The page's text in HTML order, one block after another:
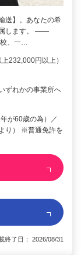
送】。あなたの希
属します。 ――
、一…
232,000円以上）
ずれかの事業所へ
が60歳の為）／
り） ※普通免許を
了日： 2026/08/31